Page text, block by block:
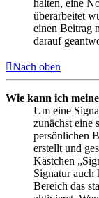
halten, eine
überarbeitet
einen Beitrag
darauf
Nach oben
Wie kann ich
Um eine
zunächst eine
persönlichen
erstellt und
Kästchen
Signatur auch
Bereich das